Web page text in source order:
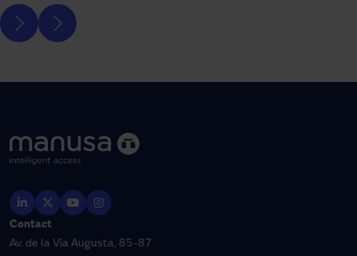
Contact
Av. de la Via Augusta, 85-87